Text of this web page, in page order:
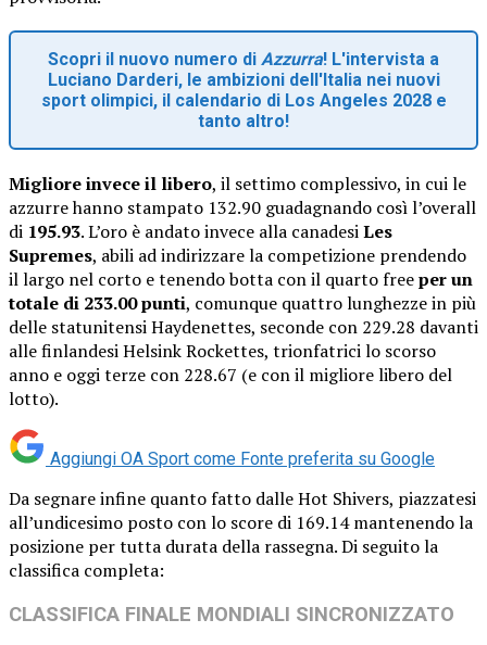
Scopri il nuovo numero di Azzurra! L'intervista a
Luciano Darderi, le ambizioni dell'Italia nei nuovi
sport olimpici, il calendario di Los Angeles 2028 e
tanto altro!
Migliore invece il libero, il settimo complessivo, in cui le
azzurre hanno stampato 132.90 guadagnando così l’overall
di 195.93. L’oro è andato invece alla canadesiLes
Supremes, abili ad indirizzare la competizione prendendo
il largo nel corto e tenendo botta con il quarto freeper un
totale di 233.00 punti, comunque quattro lunghezze in più
delle statunitensi Haydenettes, seconde con 229.28 davanti
alle finlandesi Helsink Rockettes, trionfatrici lo scorso
anno e oggi terze con 228.67 (e con il migliore libero del
lotto).
Aggiungi OA Sport come Fonte preferita su Google
Da segnare infine quanto fatto dalle Hot Shivers, piazzatesi
all’undicesimo posto con lo score di 169.14 mantenendo la
posizione per tutta durata della rassegna. Di seguito la
classifica completa:
CLASSIFICA FINALE MONDIALI SINCRONIZZATO